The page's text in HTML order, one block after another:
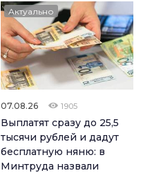
Актуально
07.08.26 1905
Выплатят сразу до 25,5
тысячи рублей и дадут
бесплатную няню: в
Минтруда назвали